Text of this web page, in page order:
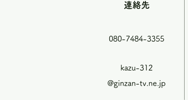
連絡先
080-7484-3355
kazu-312
@ginzan-tv.ne.jp